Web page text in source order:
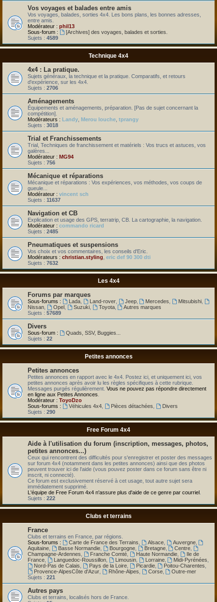
Vos voyages et balades entre amis
Vos voyages, balades, sorties 4x4. Les bons plans, les bonnes adresses,
entre amis.
Modérateur : phil13
Sous-forum :
[Archives] des voyages, balades et sorties.
Sujets : 4589
Technique 4x4
4x4 : La pratique.
Sujets généraux, la technique et la pratique. Comparatifs, et retours
d'expérience, sur les 4x4.
Sujets : 2706
Aménagements
Équipements et aménagements, préparation. [Pas de sujet concernant la
compétition].
Modérateurs : Landy Merou louche tprangy
Sujets : 3018
Trial et Franchissements
Trial, Techniques de franchissement et matériels : Vos trucs et astuces, vos
galères...
Modérateur : MG94
Sujets : 756
Mécanique et réparations
Mécanique et réparations : Vos expériences, vos méthodes, vos coups de
gueule...
Modérateur : vincent sch
Sujets : 11637
Navigation et CB
Explication et usage des GPS, terratrip, CB. La cartographie, la navigation.
Modérateur : commando ricard
Sujets : 2485
Pneumatiques et suspensions
Vos choix et vos commentaires, les conseils d'Eric.
Modérateurs : christian.styling eric def 90 300 dti
Sujets : 7632
Les 4x4
Forums par marques
Sous-forums : Lada, Land-rover, Jeep, Mercedes Mitsubishi
Nissan
Opel, Suzuki, Toyota,
Autres marques
Sujets : 57689
Divers
Sous-forum :
Quads, SSV, Buggies...
Sujets : 22
Petites annonces
Petites annonces
Petites annonces en rapport avec le 4x4. Postez ici, et uniquement ici, vos
petites annonces après avoir lu les règles spécifiques à cette rubrique.
Messages purgés régulièrement. Vous ne pouvez pas répondre directement
en ligne aux Petites Annonces
Modérateur : ToyoDzo
Sous-forums :
Véhicules 4x4, Pièces détachées
Divers
Sujets : 290
Free Forum 4x4
Aide à l'utilisation du forum (inscription, messages, photos,
petites annonces...)
Ceux qui rencontrent des difficultés pour s'enregistrer et poster des messages
sur forum 4x4 (notamment dans les petites annonces) ainsi que des photos
peuvent trouver ici de l'aide (vous pouvez poster dans ce forum sans être ni
inscrit, ni connecté).
Ce forum est exclusivement réservé à cet usage, tout autre sujet sera
immédiatement supprimé.
L'équipe de Free Forum 4x4 n'assure plus d'aide de ce genre par courriel
Sujets : 222
Clubs et terrains
France
Clubs et terrains en France, par régions.
Sous-forums :
Carte de France des Terrains Alsace, Auvergne,
Aquitaine
Basse Normandie, Bourgogne, Bretagne, Centre
Champagne-Ardennes
Franche Comté, Haute Normandie,
Ile de
France
Languedoc-Roussillon, Limousin, Lorraine, Midi-Pyrénées
Nord-Pas de Calais
Pays de la Loire, Picardie, Poitou-Charentes
Provence-AlpesCôte d'Azur, Rhône-Alpes Corse,
Outre-mer
Sujets : 221
Autres pays
Clubs et terrains, localisés hors de France.